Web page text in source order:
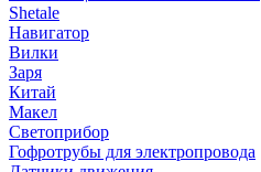
Shetale
Навигатор
Вилки
Заря
Китай
Макел
Светоприбор
Гофротрубы для электропровода